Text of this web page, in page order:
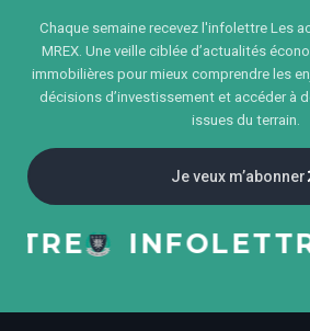
Chaque semaine recevez l'infolettre Les
MREX. Une veille ciblée d’actualités
immobilières pour mieux comprendre les
décisions d’investissement et accéder à
issues du terrain.
Je veux m’abonner
INFOLETTRE